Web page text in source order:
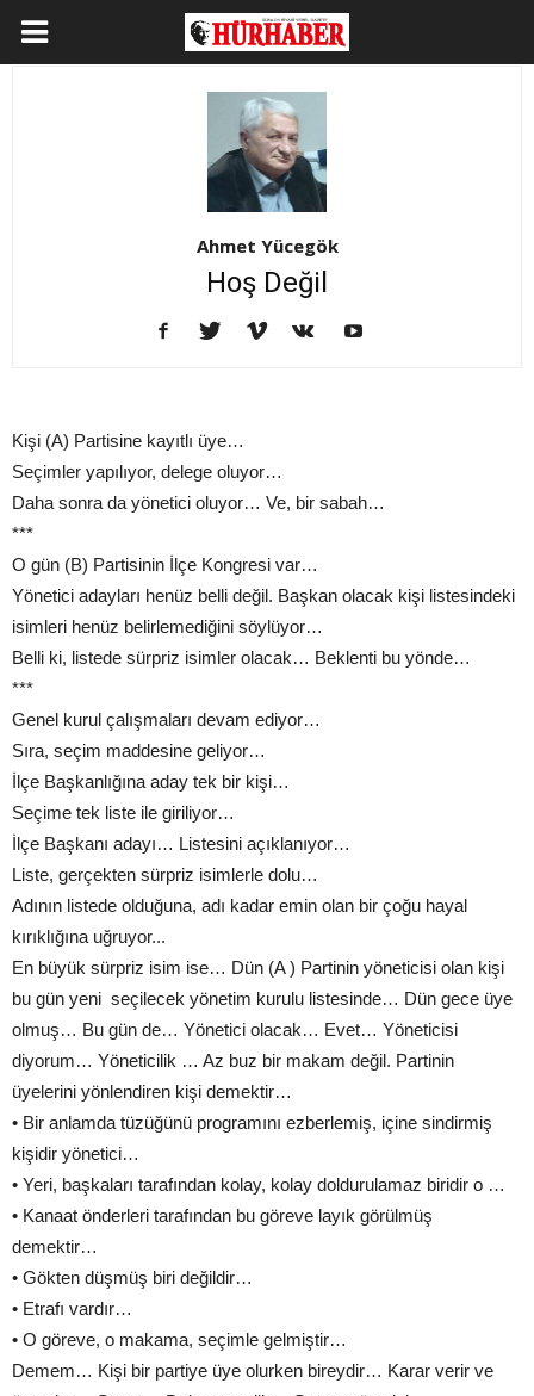
Ahmet Yücegök
Hoş Değil
Kişi (A) Partisine kayıtlı üye…
Seçimler yapılıyor, delege oluyor…
Daha sonra da yönetici oluyor… Ve, bir sabah…
***
O gün (B) Partisinin İlçe Kongresi var…
Yönetici adayları henüz belli değil. Başkan olacak kişi listesindeki
isimleri henüz belirlemediğini söylüyor…
Belli ki, listede sürpriz isimler olacak… Beklenti bu yönde…
***
Genel kurul çalışmaları devam ediyor…
Sıra, seçim maddesine geliyor…
İlçe Başkanlığına aday tek bir kişi…
Seçime tek liste ile giriliyor…
İlçe Başkanı adayı… Listesini açıklanıyor…
Liste, gerçekten sürpriz isimlerle dolu…
Adının listede olduğuna, adı kadar emin olan bir çoğu hayal
kırıklığına uğruyor...
En büyük sürpriz isim ise… Dün (A ) Partinin yöneticisi olan kişi
bu gün yeni seçilecek yönetim kurulu listesinde… Dün gece üye
olmuş… Bu gün de… Yönetici olacak… Evet… Yöneticisi
diyorum… Yöneticilik … Az buz bir makam değil. Partinin
üyelerini yönlendiren kişi demektir…
• Bir anlamda tüzüğünü programını ezberlemiş, içine sindirmiş
kişidir yönetici…
• Yeri, başkaları tarafından kolay, kolay doldurulamaz biridir o …
• Kanaat önderleri tarafından bu göreve layık görülmüş
demektir…
• Gökten düşmüş biri değildir…
• Etrafı vardır…
• O göreve, o makama, seçimle gelmiştir…
Demem… Kişi bir partiye üye olurken bireydir… Karar verir ve